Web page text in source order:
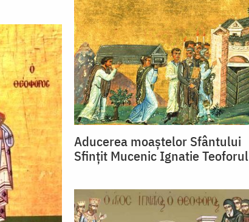
Aducerea moaștelor Sfântului
Sfințit Mucenic Ignatie Teoforul